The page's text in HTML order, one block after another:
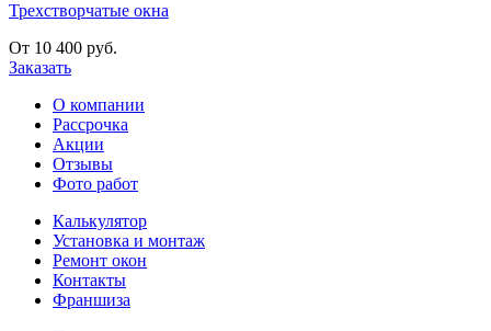
Трехстворчатые окна
От 10 400 руб.
Заказать
О компании
Рассрочка
Акции
Отзывы
Фото работ
Калькулятор
Установка и монтаж
Ремонт окон
Контакты
Франшиза